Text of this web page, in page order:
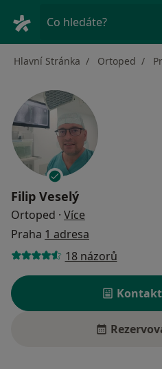
Co hledáte?
Hlavní Stránka Ortoped
Filip Veselý
Ortoped · Více
Praha 1 adresa
18 názorů